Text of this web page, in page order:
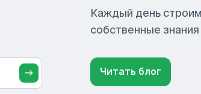
Каждый день
собственные
Читать блог